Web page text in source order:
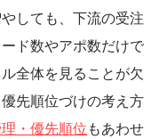
しても、下流の受注
ド数やアポ数だけで
全体を見ることが欠
先順位づけの考え方
・優先順位 もあわせ